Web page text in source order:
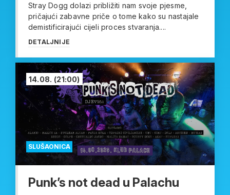
Stray Dogg dolazi približiti nam svoje pjesme,
pričajući zabavne priče o tome kako su nastajale
demistificirajući cijeli proces stvaranja....
DETALJNIJE
SLUŠAONICA
14.08. (21:00)
Punk’s not dead u Palachu